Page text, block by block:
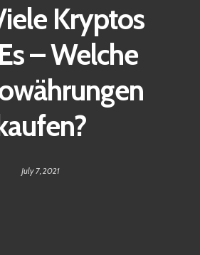
Kryptos
– Welche
July 7, 2021